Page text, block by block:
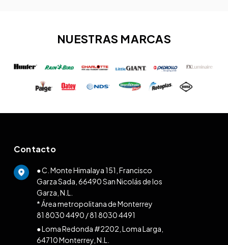
NUESTRAS MARCAS
Contacto
● C. Monte Himalaya 151, Francisco
Garza Sada, 66490 San Nicolás de los
Garza, N.L.
* Área metropolitana de Monterrey
81 8030 4490 /81 8030 4491
● Loma Redonda #2202, Loma Larga,
64710 Monterrey, N.L.